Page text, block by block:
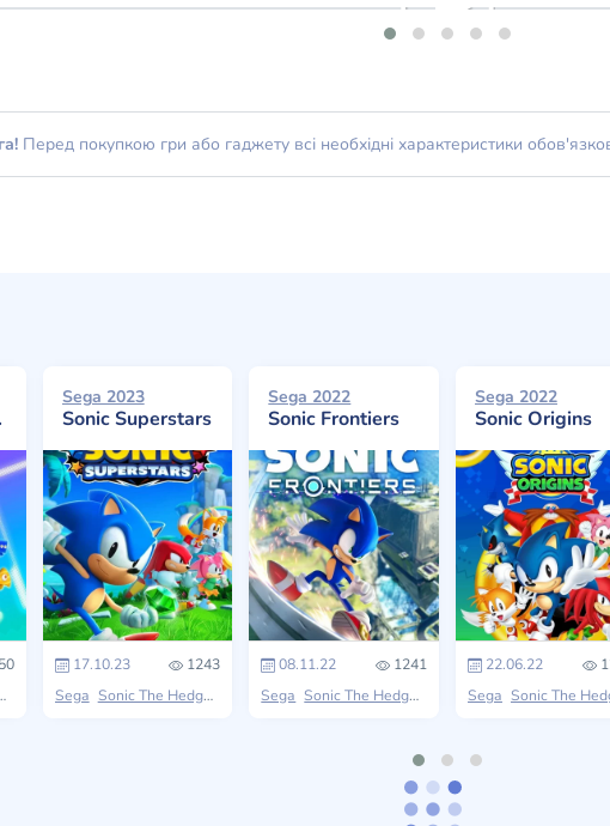
Перед покупкою гри або гаджету всі необхідні характеристики
Sega 2023
Sonic Superstars
17.10.23
1243
Sega Sonic The Hedgehog
Sega 2022
Sonic Frontiers
08.11.22
1241
Sega Sonic The Hedgehog
Sega 2022
Sonic Origins
22.06.22
Sega Sonic The